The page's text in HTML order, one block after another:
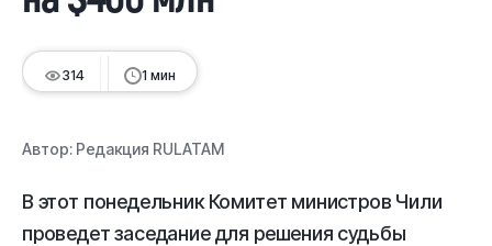
314 1 мин
Автор: Редакция RULATAM
В этот понедельник Комитет министров Чили
проведет заседание для решения судьбы